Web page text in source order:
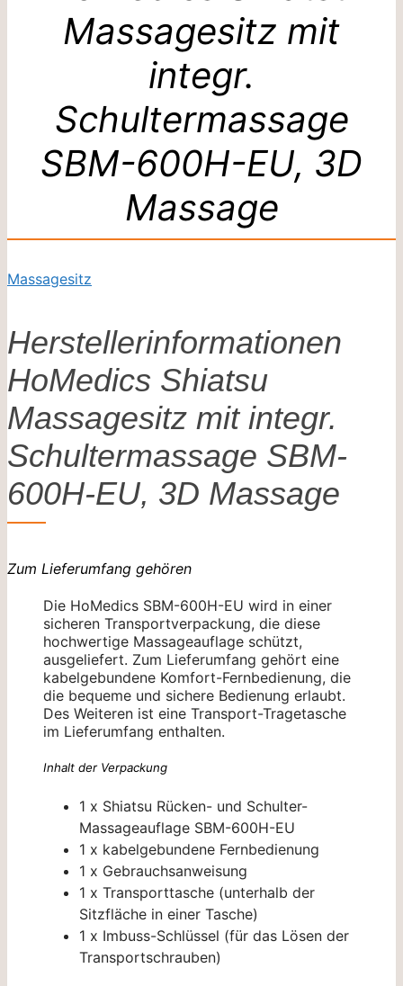
Massagesitz mit
integr.
Schultermassage
SBM-600H-EU, 3D
Massage
Massagesitz
Herstellerinformationen
HoMedics Shiatsu
Massagesitz mit integr.
Schultermassage SBM-
600H-EU, 3D Massage
Zum Lieferumfang gehören
Die HoMedics SBM-600H-EU wird in einer
sicheren Transportverpackung, die diese
hochwertige Massageauflage schützt,
ausgeliefert. Zum Lieferumfang gehört eine
kabelgebundene Komfort-Fernbedienung, die
die bequeme und sichere Bedienung erlaubt.
Des Weiteren ist eine Transport-Tragetasche
im Lieferumfang enthalten.
Inhalt der Verpackung
1 x Shiatsu Rücken- und Schulter-
Massageauflage SBM-600H-EU
1 x kabelgebundene Fernbedienung
1 x Gebrauchsanweisung
1 x Transporttasche (unterhalb der
Sitzfläche in einer Tasche)
1 x Imbuss-Schlüssel (für das Lösen der
Transportschrauben)